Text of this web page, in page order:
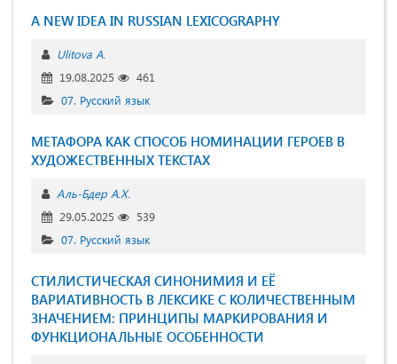
A NEW IDEA IN RUSSIAN LEXICOGRAPHY
Ulitova A.
19.08.2025
461
07. Русский язык
МЕТАФОРА КАК СПОСОБ НОМИНАЦИИ ГЕРОЕВ В
ХУДОЖЕСТВЕННЫХ ТЕКСТАХ
Аль-Бдер А.Х.
29.05.2025
539
07. Русский язык
СТИЛИСТИЧЕСКАЯ СИНОНИМИЯ И ЕЁ
ВАРИАТИВНОСТЬ В ЛЕКСИКЕ С КОЛИЧЕСТВЕННЫМ
ЗНАЧЕНИЕМ: ПРИНЦИПЫ МАРКИРОВАНИЯ И
ФУНКЦИОНАЛЬНЫЕ ОСОБЕННОСТИ